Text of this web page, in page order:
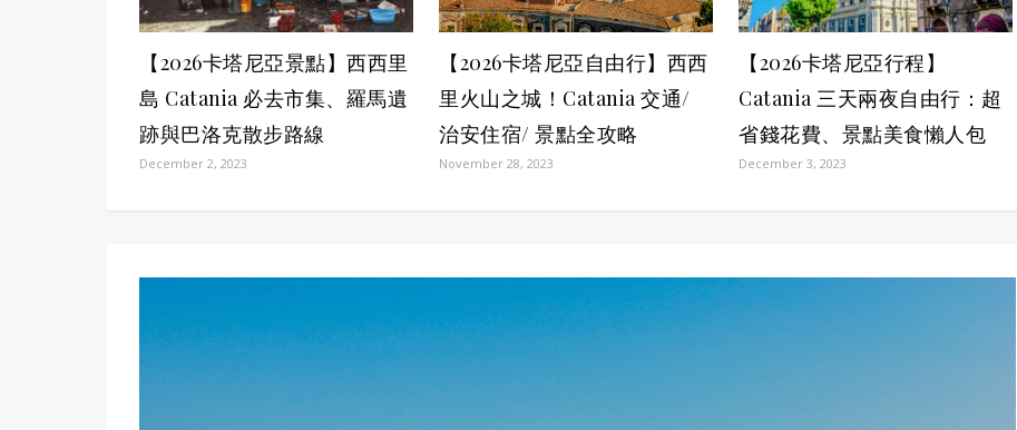
【2026卡塔尼亞景點】西西里
島 Catania 必去市集、羅馬遺
跡與巴洛克散步路線
December 2, 2023
【2026卡塔尼亞自由行】西西
里火山之城！Catania 交通/
治安住宿/ 景點全攻略
November 28, 2023
【2026卡塔尼亞行程】
Catania 三天兩夜自由行：超
省錢花費、景點美食懶人包
December 3, 2023